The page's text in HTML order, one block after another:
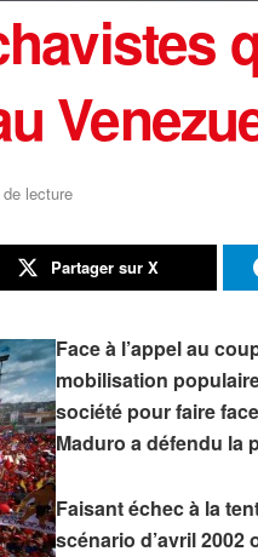
lecture
Partager sur X
Face à l’appel au
mobilisation
société pour faire
Maduro a défendu la
Faisant échec à la
scénario d’avril 2002